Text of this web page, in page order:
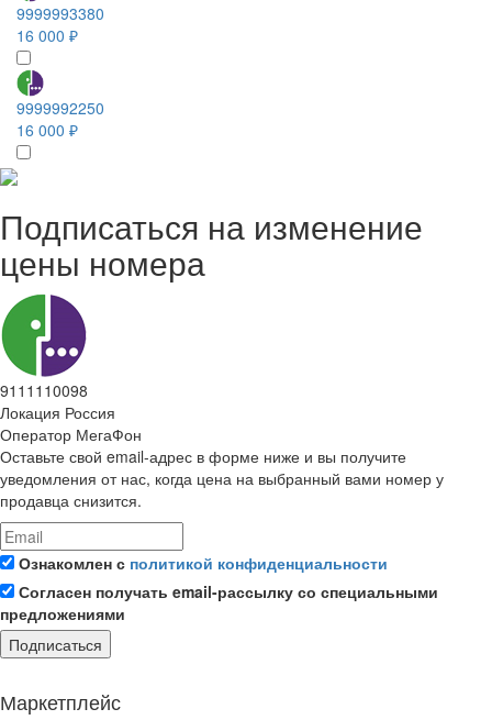
9999993380
16 000 ₽
9999992250
16 000 ₽
Подписаться на изменение
цены номера
9111110098
Локация Россия
Оператор МегаФон
Оставьте свой email-адрес в форме ниже и вы получите
уведомления от нас, когда цена на выбранный вами номер у
продавца снизится.
Ознакомлен с политикой конфиденциальности
Согласен получать email-рассылку со специальными
предложениями
Подписаться
Маркетплейс